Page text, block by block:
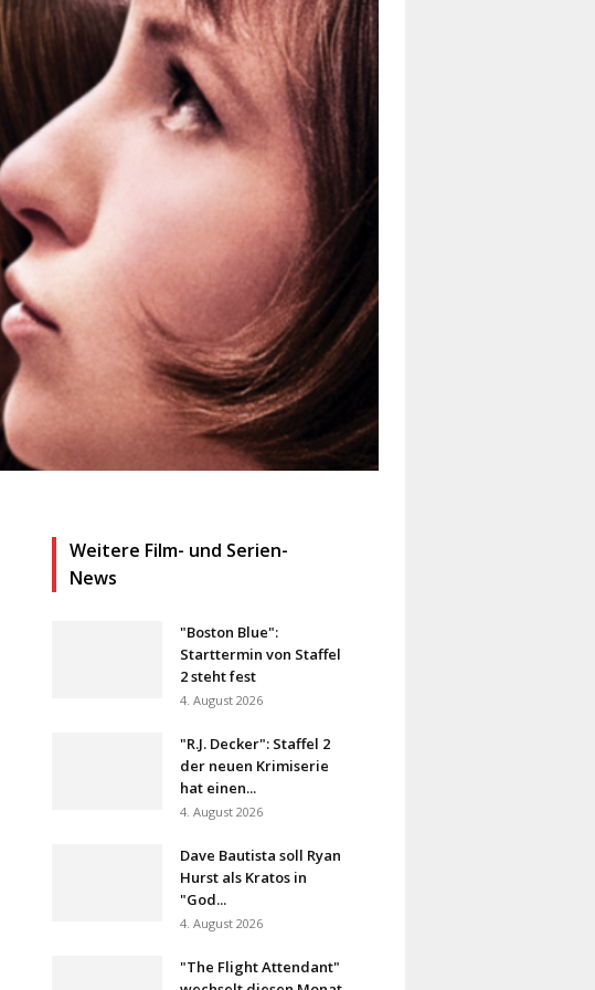
Weitere Film- und Serien-
News
"Boston Blue":
Starttermin von Staffel
2 steht fest
4. August 2026
"R.J. Decker": Staffel 2
der neuen Krimiserie
hat einen...
4. August 2026
Dave Bautista soll Ryan
Hurst als Kratos in
"God...
4. August 2026
"The Flight Attendant"